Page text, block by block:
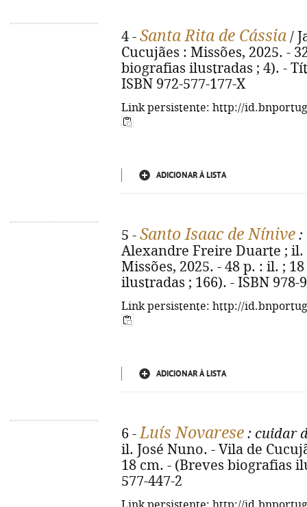
4 - Santa Rita de Cássia /
Cucujães : Missões, 2025. -
biografias ilustradas ; 4). -
ISBN 972-577-177-X
Link persistente: http://
ADICIONAR À LISTA
5 - Santo Isaac de Nínive :
Alexandre Freire Duarte ; il.
Missões, 2025. - 48 p. : il. ;
ilustradas ; 166). - ISBN 978-
Link persistente: http://
ADICIONAR À LISTA
6 -Luís Novarese : cuidar
il. José Nuno. - Vila de
18 cm. - (Breves biografias
577-447-2